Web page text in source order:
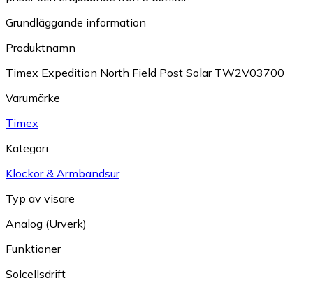
Grundläggande information
Produktnamn
Timex Expedition North Field Post Solar TW2V03700
Varumärke
Timex
Kategori
Klockor & Armbandsur
Typ av visare
Analog (Urverk)
Funktioner
Solcellsdrift